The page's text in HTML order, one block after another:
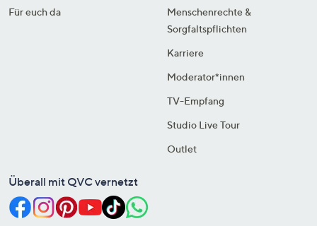
Für euch da
Menschenrechte &
Sorgfaltspflichten
Karriere
Moderator*innen
TV-Empfang
Studio Live Tour
Outlet
Überall mit QVC vernetzt